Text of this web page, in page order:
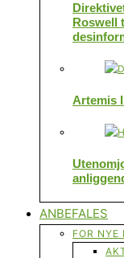
Roswell
Artemis
ANBEFALES
FOR NYE